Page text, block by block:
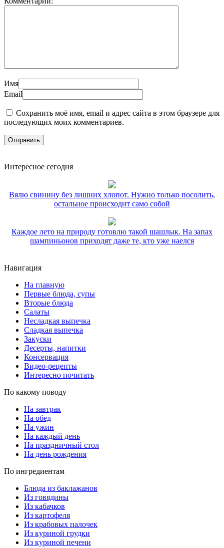
Имя
Email
Сохранить моё имя, email и адрес сайта в этом браузере для
последующих моих комментариев.
Интересное сегодня
Вялю свинину без лишних хлопот. Нужно только посолить,
остальное происходит само собой
Каждое лето на природу готовлю такой шашлык. На запах
шампиньонов приходят даже те, кто уже наелся
Навигация
На главную
Первые блюда, супы
Вторые блюда
Салаты
Несладкая выпечка
Сладкая выпечка
Закуски
Десерты, напитки
Консервация
Видео-рецепты
Интересно почитать
По какому поводу
На завтрак
На обед
На ужин
На каждый день
На праздничный стол
На день рождения
По ингредиентам
Блюда из баклажанов
Из говядины
Из кабачков
Из картофеля
Из крабовых палочек
Из куриной грудки
Из куриной печени